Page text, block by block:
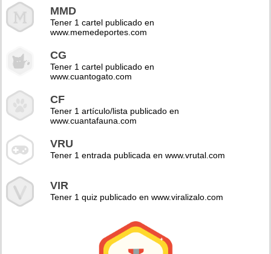
MMD
Tener 1 cartel publicado en
www.memedeportes.com
CG
Tener 1 cartel publicado en
www.cuantogato.com
CF
Tener 1 artículo/lista publicado en
www.cuantafauna.com
VRU
Tener 1 entrada publicada en www.vrutal.com
VIR
Tener 1 quiz publicado en www.viralizalo.com